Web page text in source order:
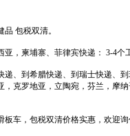
包税双清。
，柬埔寨、菲律宾快递： 3-4个
、到希腊快递、到瑞士快递、
克罗地亚，立陶宛，芬兰，摩
板车，包税双清价格实惠，欢迎